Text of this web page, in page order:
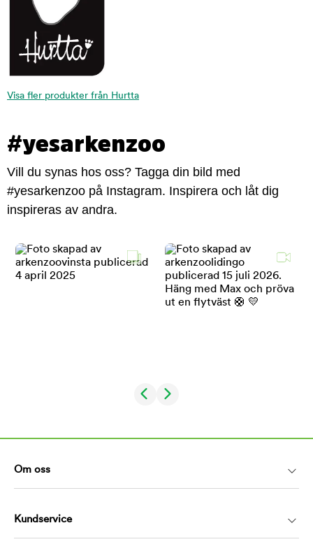
Visa fler produkter från Hurtta
#yesarkenzoo
Vill du synas hos oss? Tagga din bild med
#yesarkenzoo på Instagram. Inspirera och låt dig
inspireras av andra.
Om oss
Kundservice